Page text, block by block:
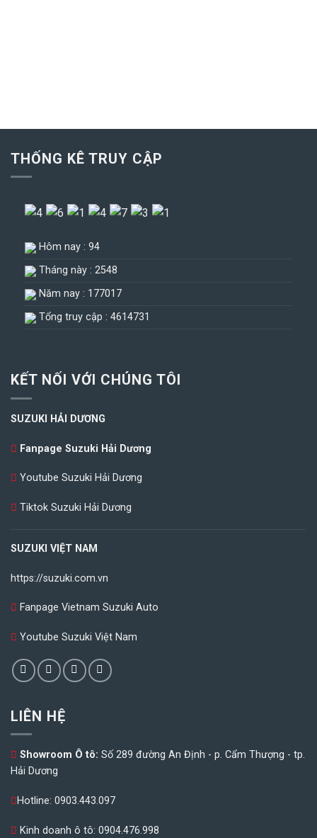
THỐNG KÊ TRUY CẬP
Hôm nay : 94
Tháng này : 2548
Năm nay : 177017
Tổng truy cập : 4614731
KẾT NỐI VỚI CHÚNG TÔI
SUZUKI HẢI DƯƠNG
Fanpage Suzuki Hải Dương
Youtube Suzuki Hải Dương
Tiktok Suzuki Hải Dương
SUZUKI VIỆT NAM
https://suzuki.com.vn
Fanpage Vietnam Suzuki Auto
Youtube Suzuki Việt Nam
LIÊN HỆ
Showroom Ô tô: Số 289 đường An Định - p. Cẩm Thượng - tp.
Hải Dương
Hotline: 0903.443.097
Kinh doanh ô tô: 0904.476.998